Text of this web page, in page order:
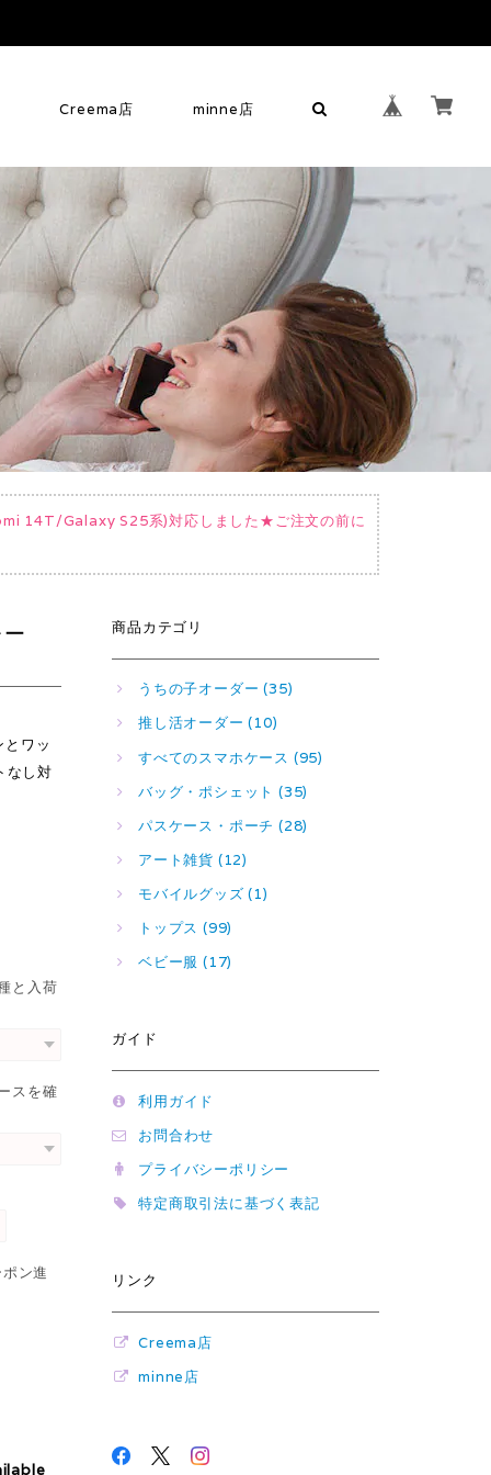
Creema店 minne店
14T/Galaxy S25系)対応しました★ご注文の前に
ワッ
なし対
と入荷
スを確
ン進
商品カテゴリ
うちの子オーダー (35)
推し活オーダー (10)
すべてのスマホケース (95)
バッグ・ポシェット (35)
パスケース・ポーチ (28)
アート雑貨 (12)
モバイルグッズ (1)
トップス (99)
ベビー服 (17)
ガイド
利用ガイド
お問合わせ
プライバシーポリシー
特定商取引法に基づく表記
リンク
Creema店
minne店